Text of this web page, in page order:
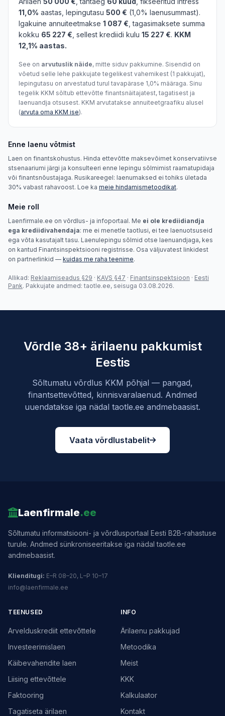
11,0% aastas, lepingutasu 500 € (1,0% laenusummast).
Igakuine annuiteetmakse 1 087 € , tagasimaksete summa
kokku 65 227 € , sellest krediidi kulu 15 227 €. KKM
12,1% aastas.
See on arvutuslik näide, mitte siduv pakkumine. Sisendid on
võetud selle lehe pakkujate tegelikest vahemikest (1 pakkujat),
lepingutasu on arvestatud turul tavapärase 1,0% määraga. Sinu
tegelik KKM sõltub ettevõtte finantsnäitajatest, tagatisest ja
laenuandja otsusest. KKM arvutatakse annuiteetgraafiku alusel
(arvuta oma KKM ise).
Enne laenu võtmist
Laen on finantskohustus. Hinda ettevõtte maksevõimet konservatiivse
stsenaariumi järgi ja konsulteeri enne lepingu sõlmimist raamatupidaja
või finantsnõustajaga. Rusikareegel: laenumaksed ei tohiks ületada
30% vabast rahavoost. Loe ka meie hindamismetoodikat.
Meie roll
Laenfirmale.ee on võrdlus- ja infoportaal. Me ei ole krediidiandja
ega krediidivahendaja: me ei menetle taotlusi, ei tee laenuotsuseid
ega võta kasutajalt tasu. Laenulepingu sõlmid otse laenuandjaga, kes
on kantud Finantsinspektsiooni registrisse. Osa väljuvatest linkidest
on partnerlinkid — kuidas me raha teenime.
Allikad: Reklaamiseadus §29 · KAVS §47 · Finantsinspektsioon · Eesti
Pank. Pakkujate andmed: taotle.ee, seisuga 03.08.2026.
Võrdle 38+ ärilaenu pakkumist
Eestis
Sõltumatu võrdlus KKM põhjal — pangad,
finantsettevõtted, kinnisvaralaenud. Andmed
uuendatakse iga nädal taotle.ee andmebaasist.
Vaata võrdlustabelit
Laenfirmale.ee
Sõltumatu informatsiooni- ja võrdlusportaal Eesti B2B-rahastuse
turule. Andmed sünkroniseeritakse iga nädal taotle.ee
andmebaasist.
Klienditugi: E–R 08–20, L–P 10–17
info@laenfirmale.ee
TEENUSED
Arvelduskrediit ettevõttele
Investeerimislaen
Käibevahendite laen
Liising ettevõttele
Faktooring
Tagatiseta ärilaen
INFO
Ärilaenu pakkujad
Metoodika
Meist
KKK
Kalkulaator
Kontakt